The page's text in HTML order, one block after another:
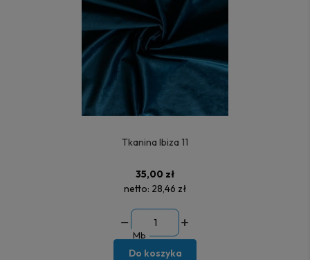
Tkanina Ibiza 11
35,00 zł
netto: 28,46 zł
Mb
Do koszyka